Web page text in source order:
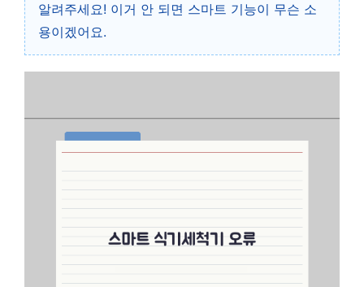
알려주세요! 이거 안 되면 스마트 기능이 무슨 소
용이겠어요.